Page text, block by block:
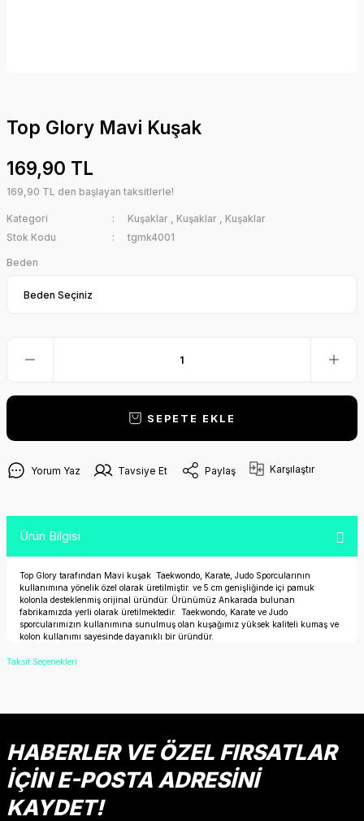
Top Glory Mavi Kuşak
169,90 TL
169,90 TL den başlayan taksitlerle!
Kategori Kuşaklar , Kuşaklar , Kuşaklar
Stok Kodu
tgmk4001
Beden
SEPETE EKLE
Yorum Yaz Tavsiye Et Paylaş Karşılaştır
Ürün Bilgisi
Top Glory tarafından Mavi kuşak Taekwondo, Karate, Judo Sporcularının
kullanımına yönelik özel olarak üretilmiştir. ve 5 cm genişliğinde içi pamuk
kolonla desteklenmiş orijinal üründür. Ürünümüz Ankarada bulunan
fabrikamızda yerli olarak üretilmektedir. Taekwondo, Karate ve Judo
sporcularımızın kullanımına sunulmuş olan kuşağımız yüksek kaliteli kumaş ve
kolon kullanımı sayesinde dayanıklı bir üründür.
Taksit Seçenekleri
HABERLER VE ÖZEL FIRSATLAR
İÇİN E-POSTA ADRESİNİ
KAYDET!